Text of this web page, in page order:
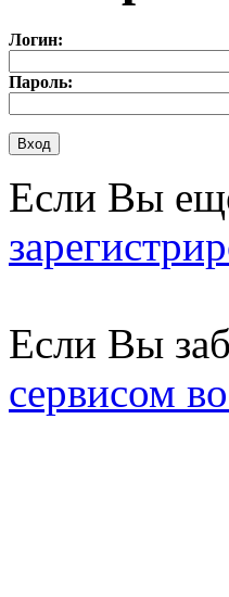
Логин:
Пароль:
Если Вы
Если Вы
сервисом